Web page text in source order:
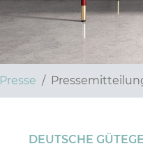
Presse
DEUTSCHE